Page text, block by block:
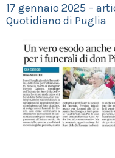
17 gennaio 2025 –
Quotidiano di Puglia